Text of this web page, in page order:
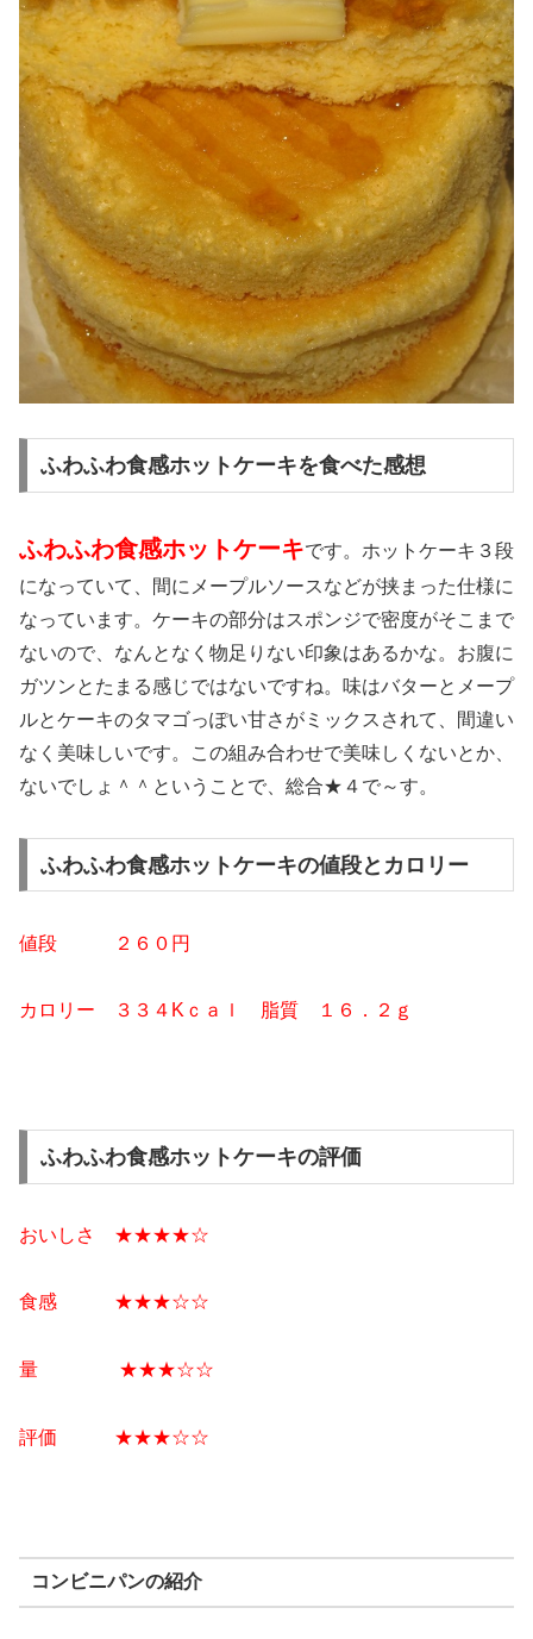
ふわふわ食感ホットケーキを食べた感想
ふわふわ食感ホットケーキです。ホットケーキ３段
になっていて、間にメープルソースなどが挟まった仕様に
なっています。ケーキの部分はスポンジで密度がそこまで
ないので、なんとなく物足りない印象はあるかな。お腹に
ガツンとたまる感じではないですね。味はバターとメープ
ルとケーキのタマゴっぽい甘さがミックスされて、間違い
なく美味しいです。この組み合わせで美味しくないとか、
ないでしょ＾＾ということで、総合★４で～す。
ふわふわ食感ホットケーキの値段とカロリー
値段 ２６ ０ 円
カロリー ３３４ Kｃａｌ 脂質 １６．２ｇ
ふわふわ食感ホットケーキの評価
おいしさ ★★★★☆
食感 ★★★☆☆
量 ★★★☆☆
評価 ★★★☆☆
コンビニパンの紹介